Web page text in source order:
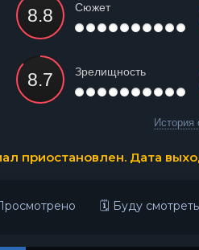
Сюжет
Зрелищность
История
приостановлен. Дата
🗓 Буду смотреть